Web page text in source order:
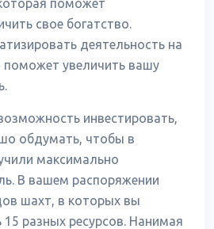
поможет
свое богатство.
деятельность на
поможет увеличить вашу
инвестировать,
обдумать, чтобы в
максимально
В вашем распоряжении
шахт, в которых вы
разных ресурсов. Нанимая